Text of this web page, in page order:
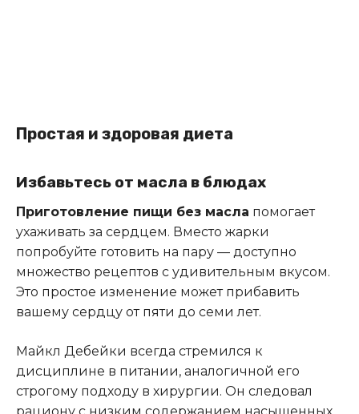
Простая и здоровая диета
Избавьтесь от масла в блюдах
Приготовление пищи без масла помогает
ухаживать за сердцем. Вместо жарки
попробуйте готовить на пару — доступно
множество рецептов с удивительным вкусом.
Это простое изменение может прибавить
вашему сердцу от пяти до семи лет.
Майкл Дебейки всегда стремился к
дисциплине в питании, аналогичной его
строгому подходу в хирургии. Он следовал